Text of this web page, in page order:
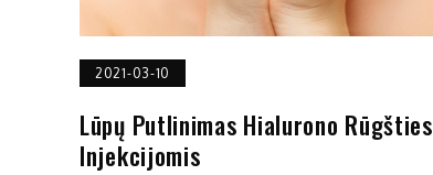
2021-03-10
Lūpų Putlinimas Hialurono Rūgšties
Injekcijomis